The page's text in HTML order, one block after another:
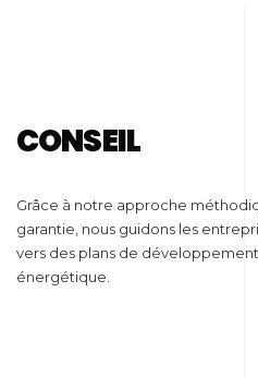
CONSEIL
Grâce à notre approche
garantie, nous guidons les
vers des plans de
énergétique.